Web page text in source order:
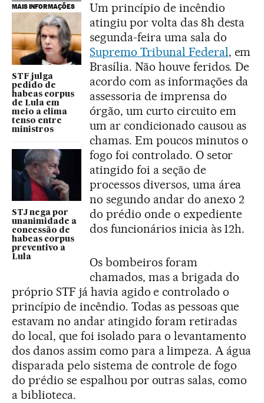
MAIS INFORMAÇÕES
STF julga
pedido de
habeas corpus
de Lula em
meio a clima
tenso entre
ministros
STJ nega por
unanimidade a
concessão de
habeas corpus
preventivo a
Lula
Um princípio de incêndio
atingiu por volta das 8h desta
segunda-feira uma sala do
Supremo Tribunal Federal, em
Brasília. Não houve feridos. De
acordo com as informações da
assessoria de imprensa do
órgão, um curto circuito em
um ar condicionado causou as
chamas. Em poucos minutos o
fogo foi controlado. O setor
atingido foi a seção de
processos diversos, uma área
no segundo andar do anexo 2
do prédio onde o expediente
dos funcionários inicia às 12h.
Os bombeiros foram
chamados, mas a brigada do
próprio STF já havia agido e controlado o
princípio de incêndio. Todas as pessoas que
estavam no andar atingido foram retiradas
do local, que foi isolado para o levantamento
dos danos assim como para a limpeza. A água
disparada pelo sistema de controle de fogo
do prédio se espalhou por outras salas, como
a biblioteca.